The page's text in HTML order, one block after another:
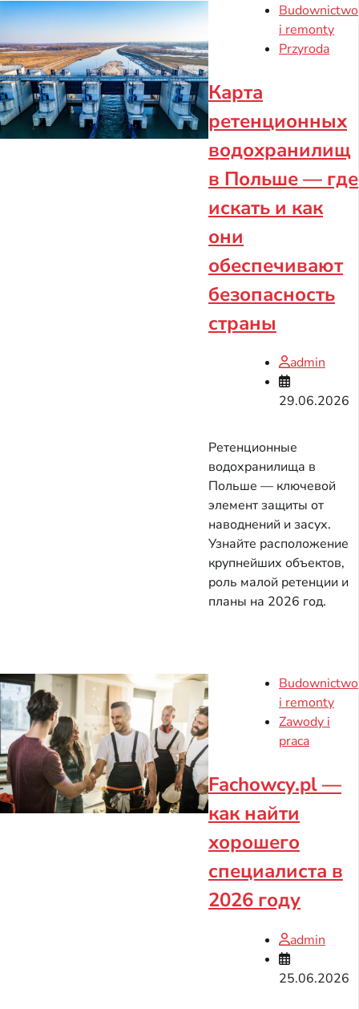
Budownictwo
i remonty
Przyroda
Карта
ретенционных
водохранилищ
в Польше — где
искать и как
они
обеспечивают
безопасность
страны
admin
29.06.2026
Ретенционные
водохранилища в
Польше — ключевой
элемент защиты от
наводнений и засух.
Узнайте расположение
крупнейших объектов,
роль малой ретенции и
планы на 2026 год.
Budownictwo
i remonty
Zawody i
praca
Fachowcy.pl —
как найти
хорошего
специалиста в
2026 году
admin
25.06.2026